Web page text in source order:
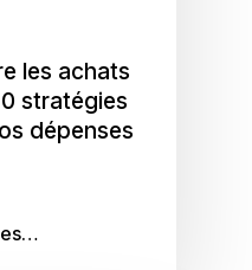
et
retours
les achats
stratégies
dépenses